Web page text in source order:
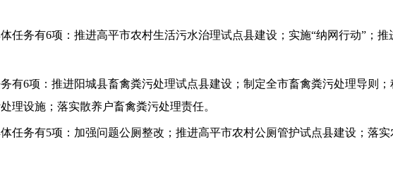
任务有6项：推进高平市农村生活污水治理试点县建设；实施“纳网行动”；
有6项：推进阳城县畜禽粪污处理试点县建设；制定全市畜禽粪污处理导则
理设施；落实散养户畜禽粪污处理责任。
任务有5项：加强问题公厕整改；推进高平市农村公厕管护试点县建设；落